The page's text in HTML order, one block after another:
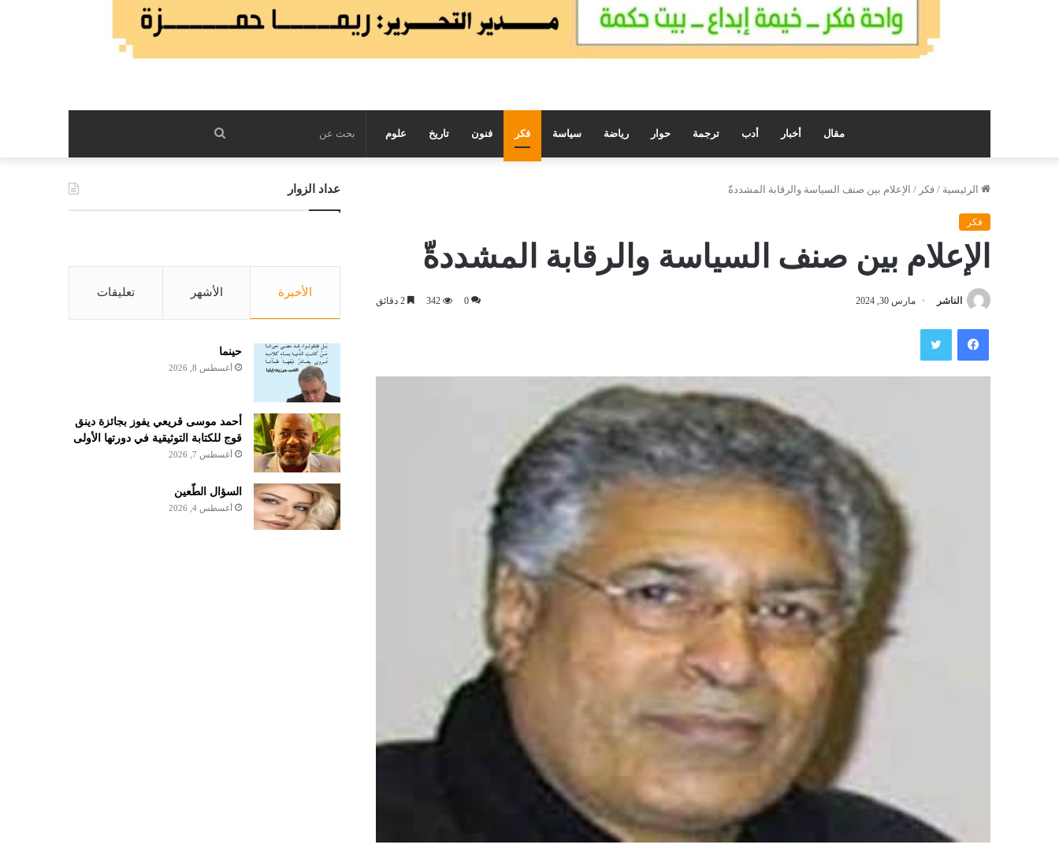
مقال أخبار أدب ترجمة حوار رياضة سياسة فكر فنون تاريخ علوم بحث
الرئيسية / فكر / الإعلام بين صنف السياسة والرقابة المشددةّ
فكر
الإعلام بين صنف السياسة والرقابة المشددةّ
الناشر مارس 30, 2024 0
342
فيسبوك تويتر
عداد الزوار
الأخيرة الأشهر تعليقات
حينما
أغسطس 8, 2026
أحمد موسى قريعي يفوز بجائزة دينق
قوج للكتابة التوثيقية في دورتها الأولى
أغسطس 7, 2026
السؤال الطّعين
أغسطس 4, 2026